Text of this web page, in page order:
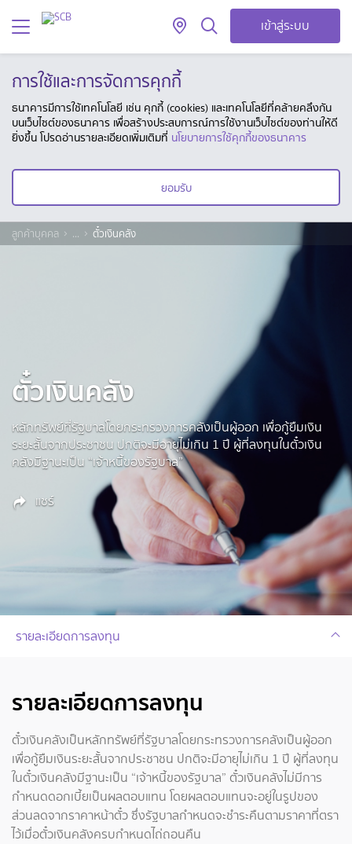
เข้าสู่ระบบ
การใช้และการจัดการคุกกี้
ธนาคารมีการใช้เทคโนโลยี เช่น คุกกี้ (cookies) และเทคโนโลยีที่คล้ายคลึงกัน
บนเว็บไซต์ของธนาคาร เพื่อสร้างประสบการณ์การใช้งานเว็บไซต์ของท่านให้ดี
ยิ่งขึ้น โปรดอ่านรายละเอียดเพิ่มเติมที่ นโยบายการใช้คุกกี้ของธนาคาร
ยอมรับ
ลูกค้าบุคคล ... ตั๋วเงินคลัง
ตั๋วเงินคลัง
หลักทรัพย์ที่รัฐบาลโดยกระทรวงการคลังเป็นผู้ออก เพื่อกู้ยืมเงิน
ระยะสั้นจากประชาชน ปกติจะมีอายุไม่เกิน 1 ปี ผู้ที่ลงทุนในตั๋วเงิน
คลังมีฐานะเป็น “เจ้าหนี้ของรัฐบาล”
แชร์
รายละเอียดการลงทุน
รายละเอียดการลงทุน
ตั๋วเงินคลังเป็นหลักทรัพย์ที่รัฐบาลโดยกระทรวงการคลังเป็นผู้ออก
เพื่อกู้ยืมเงินระยะสั้นจากประชาชน ปกติจะมีอายุไม่เกิน 1 ปี ผู้ที่ลงทุน
ในตั๋วเงินคลังมีฐานะเป็น “เจ้าหนี้ของรัฐบาล” ตั๋วเงินคลังไม่มีการ
กำหนดดอกเบี้ยเป็นผลตอบแทน โดยผลตอบแทนจะอยู่ในรูปของ
ส่วนลดจากราคาหน้าตั๋ว ซึ่งรัฐบาลกำหนดจะชำระคืนตามราคาที่ตรา
ไว้เมื่อตั๋วเงินคลังครบกำหนดไถ่ถอนคืน